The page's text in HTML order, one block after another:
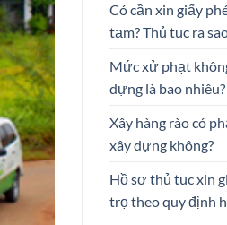
Có cần xin giấy
tạm? Thủ tục ra
Mức xử phạt
dựng là bao nhiêu?
Xây hàng rào có
xây dựng không?
Hồ sơ thủ tục xin
trọ theo quy định